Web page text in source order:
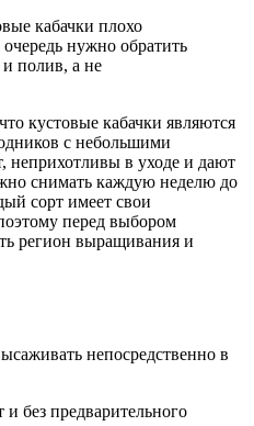
кабачки плохо
нужно обратить
полив, а не
кустовые кабачки являются
с небольшими
неприхотливы в уходе и дают
снимать каждую неделю до
сорт имеет свои
перед выбором
регион выращивания и
непосредственно в
и без предварительного